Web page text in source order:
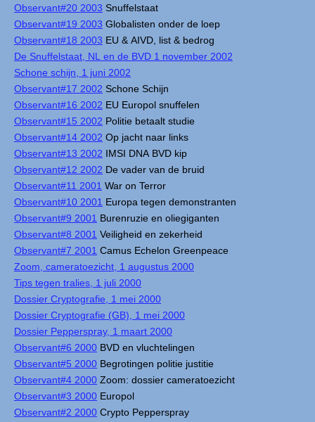
Observant#20 2003 Snuffelstaat
Observant#19 2003 Globalisten onder de loep
Observant#18 2003 EU & AIVD, list & bedrog
De Snuffelstaat, NL en de BVD 1 november 2002
Schone schijn, 1 juni 2002
Observant#17 2002 Schone Schijn
Observant#16 2002 EU Europol snuffelen
Observant#15 2002 Politie betaalt studie
Observant#14 2002 Op jacht naar links
Observant#13 2002 IMSI DNA BVD kip
Observant#12 2002 De vader van de bruid
Observant#11 2001 War on Terror
Observant#10 2001 Europa tegen demonstranten
Observant#9 2001 Burenruzie en oliegiganten
Observant#8 2001 Veiligheid en zekerheid
Observant#7 2001 Camus Echelon Greenpeace
Zoom, cameratoezicht, 1 augustus 2000
Tips tegen tralies, 1 juli 2000
Dossier Cryptografie, 1 mei 2000
Dossier Cryptografie (GB), 1 mei 2000
Dossier Pepperspray, 1 maart 2000
Observant#6 2000 BVD en vluchtelingen
Observant#5 2000 Begrotingen politie justitie
Observant#4 2000 Zoom: dossier cameratoezicht
Observant#3 2000 Europol
Observant#2 2000 Crypto Pepperspray